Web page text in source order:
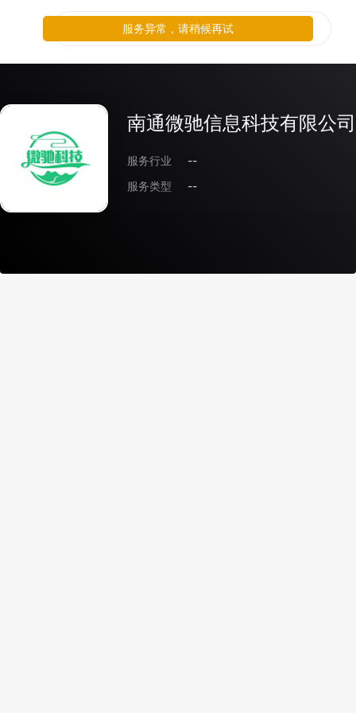
南通微驰信息科技有限公司
服务行业
--
服务类型
--
服务异常，请稍候再试